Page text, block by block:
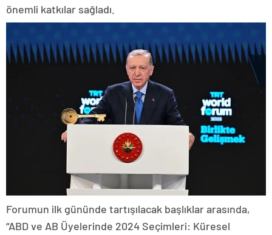
önemli katkılar sağladı.
Forumun ilk gününde tartışılacak başlıklar arasında,
“ABD ve AB Üyelerinde 2024 Seçimleri: Küresel